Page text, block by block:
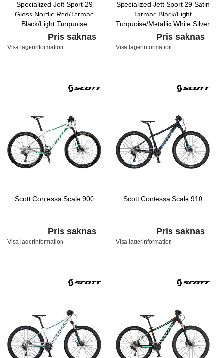
Specialized Jett Sport 29
Gloss Nordic Red/Tarmac
Black/Light Turquoise
Pris saknas
Visa lagerinformation
Specialized Jett Sport 29 Satin
Tarmac Black/Light
Turquoise/Metallic White Silver
Pris saknas
Visa lagerinformation
Scott Contessa Scale 900
Pris saknas
Visa lagerinformation
Scott Contessa Scale 910
Pris saknas
Visa lagerinformation